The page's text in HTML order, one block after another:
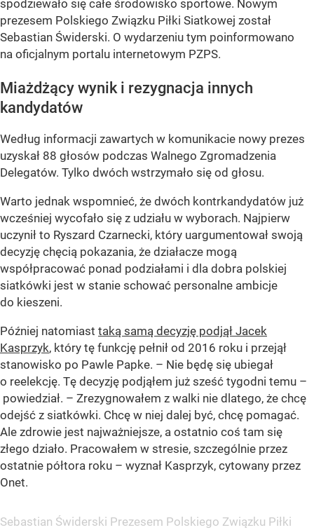
spodziewało się całe środowisko sportowe. Nowym
prezesem Polskiego Związku Piłki Siatkowej został
Sebastian Świderski. O wydarzeniu tym poinformowano
na oficjalnym portalu internetowym PZPS.
Miażdżący wynik i rezygnacja innych
kandydatów
Według informacji zawartych w komunikacie nowy prezes
uzyskał 88 głosów podczas Walnego Zgromadzenia
Delegatów. Tylko dwóch wstrzymało się od głosu.
Warto jednak wspomnieć, że dwóch kontrkandydatów już
wcześniej wycofało się z udziału w wyborach. Najpierw
uczynił to Ryszard Czarnecki, który uargumentował swoją
decyzję chęcią pokazania, że działacze mogą
współpracować ponad podziałami i dla dobra polskiej
siatkówki jest w stanie schować personalne ambicje
do kieszeni.
Później natomiast taką samą decyzję podjął Jacek
Kasprzyk, który tę funkcję pełnił od 2016 roku i przejął
stanowisko po Pawle Papke. – Nie będę się ubiegał
o reelekcję. Tę decyzję podjąłem już sześć tygodni temu –
powiedział. – Zrezygnowałem z walki nie dlatego, że chcę
odejść z siatkówki. Chcę w niej dalej być, chcę pomagać.
Ale zdrowie jest najważniejsze, a ostatnio coś tam się
złego działo. Pracowałem w stresie, szczególnie przez
ostatnie półtora roku – wyznał Kasprzyk, cytowany przez
Onet.
Sebastian Świderski Prezesem Polskiego Związku Piłki